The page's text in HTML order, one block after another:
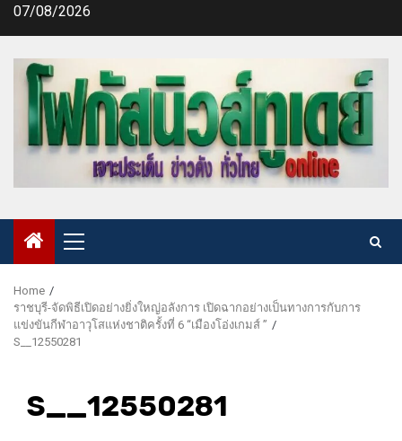
Skip07/08/2026
Primary
Menu
Home
ราชบุรี-จัดพิธีเปิดอย่างยิ่งใหญ่อลังการ เปิดฉากอย่างเป็นทางการกับการ
แข่งขันกีฬาอาวุโสแห่งชาติครั้งที่ 6 “เมืองโอ่งเกมส์ ”
S__12550281
S__12550281